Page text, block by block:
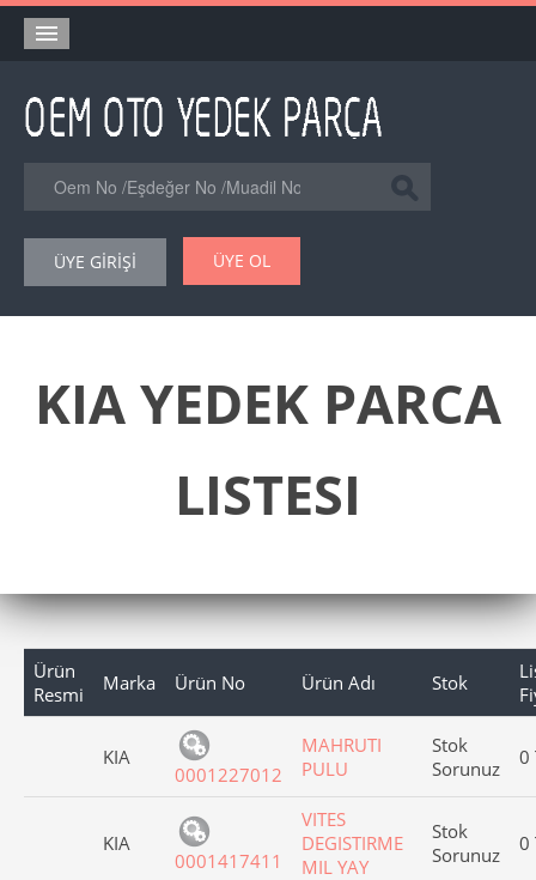
Orjinal Yedek Parça
Eşdeğer Muadil Yedek Parça
Şase Numarası VIN Yedekparça Sorgulama
Hakkımızda
Forum
ÜYE GİRİŞİ ÜYE OL
KIA YEDEK PARCA
LISTESI
Ürün
Resmi
Marka Ürün No Ürün Adı Stok
KIA
0001227012
MAHRUTI
PULU
Stok
Sorunuz
0
KIA
0001417411
VITES
DEGISTIRME
MIL YAY
Stok
Sorunuz
0